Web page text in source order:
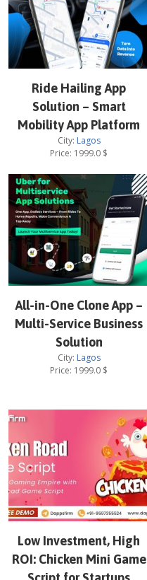
Ride Hailing App
Solution – Smart
Mobility App Platform
City: Lagos
Price: 1999.0 $
All-in-One Clone App –
Multi-Service Business
Solution
City: Lagos
Price: 1999.0 $
Low Investment, High
ROI: Chicken Mini Game